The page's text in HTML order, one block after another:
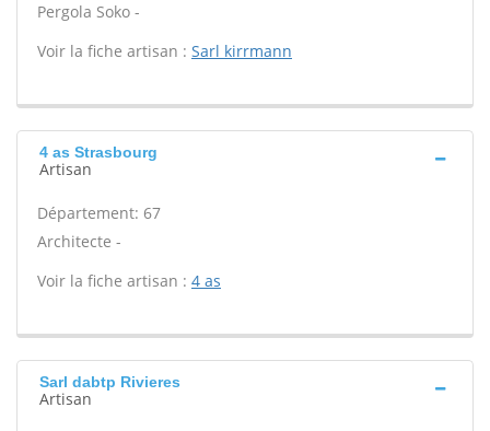
Pergola Soko -
Voir la fiche artisan : Sarl kirrmann
4 as Strasbourg
Artisan
Département: 67
Architecte -
Voir la fiche artisan : 4 as
Sarl dabtp Rivieres
Artisan